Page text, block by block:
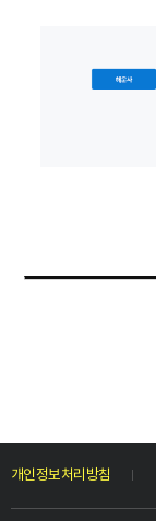
개인정보처리방침